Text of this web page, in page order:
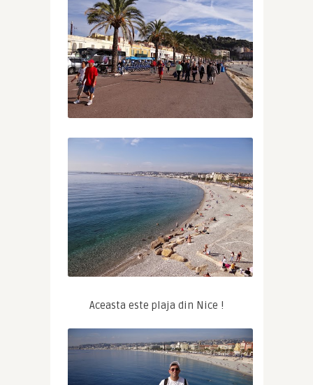
Aceasta este plaja din Nice !